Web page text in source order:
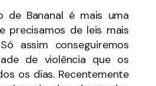
de Bananal é mais uma
precisamos de leis mais
assim conseguiremos
de violência que os
os dias. Recentemente